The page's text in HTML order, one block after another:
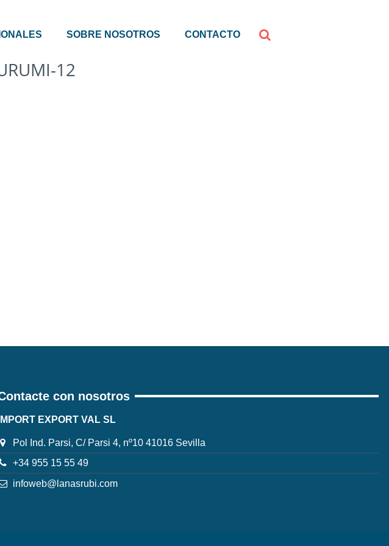
SOBRE NOSOTROS CONTACTO
12
con nosotros
IMPORT EXPORT VAL SL
Pol Ind. Parsi, C/ Parsi 4, nº10 41016 Sevilla
+34 955 15 55 49
infoweb@lanasrubi.com